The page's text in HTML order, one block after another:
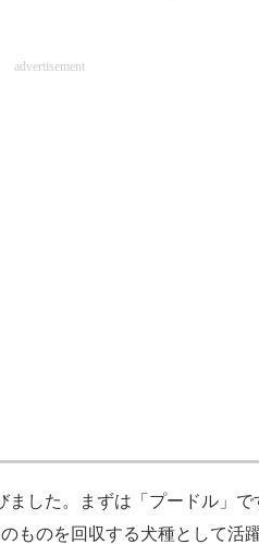
advertisement
した。まずは「プードル」で
ものを回収する犬種として活